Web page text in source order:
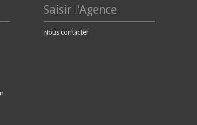
Saisir l'Agence
Nous contacter